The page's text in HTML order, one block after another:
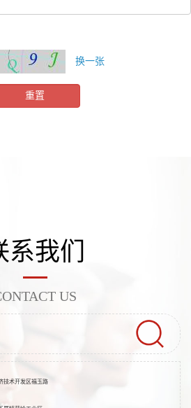
换一张
系我们
US
技术开发区福玉路